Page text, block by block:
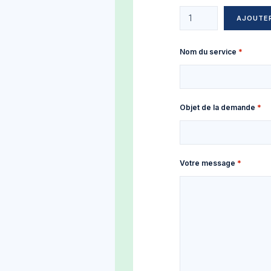
Nom du service
Objet de la demande
Votre message